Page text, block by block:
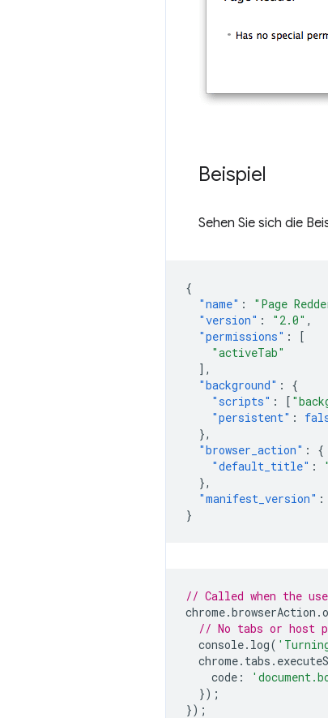
Beispiel
Sehen Sie sich die
{
"name" : "Page
"version" : "2.0" ,
"permissions" :
[
"activeTab"
],
"background" :
{
"scripts" : [
"persistent" :
},
"browser_action" :
{
"default_title" :
},
"manifest_version" :
}
// Called when the
chrome.browserAction .
// No tabs or host
console. log(
chrome. tabs .
code :
});
});